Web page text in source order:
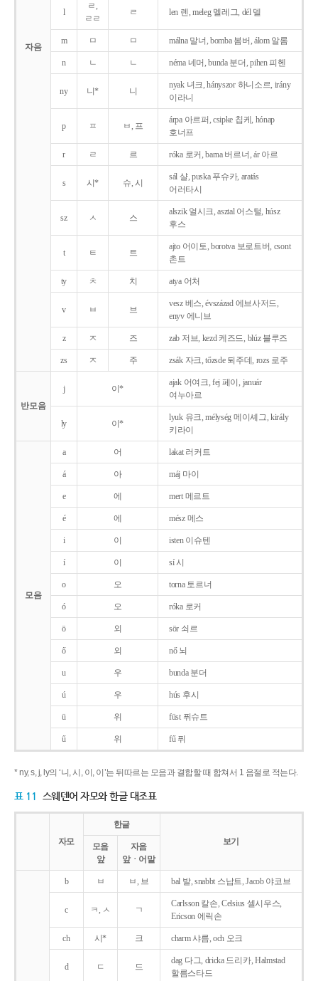
자음
l
ㄹ,
ㄹㄹ
ㄹ len 렌, meleg 멜레그, dél 델
m ㅁ ㅁ málna 말너, bomba 봄버, álom 알롬
n ㄴ ㄴ néma 네머, bunda 분더, pihen 피헨
ny 니* 니
nyak 녀크, hányszor 하니소르, irány
이라니
p ㅍ ㅂ, 프
árpa 아르퍼, csipke 칩케, hónap
호너프
r ㄹ 르 róka 로커, barna 버르너, ár 아르
s 시* 슈, 시
sál 샬, puska 푸슈카, aratás
어러타시
sz ㅅ 스
alszik 얼시크, asztal 어스털, húsz
후스
t ㅌ 트
ajto 어이토, borotva 보로트버, csont
촌트
ty ㅊ 치 atya 어처
v ㅂ 브
vesz 베스, évszázad 에브사저드,
enyv 에니브
z ㅈ 즈 zab 저브, kezd 케즈드, blúz 블루즈
zs ㅈ 주 zsák 자크, tőzsde 퇴주데, rozs 로주
반모음
j 이*
ajak 어여크, fej 페이, január
여누아르
ly 이*
lyuk 유크, mélység 메이셰그, király
키라이
모음
a 어 lakat 러커트
á 아 máj 마이
e 에 mert 메르트
é 에 mész 메스
i 이 isten 이슈텐
í 이 sí 시
o 오 torna 토르너
ó 오 róka 로커
ö 외 sör 쇠르
ő 외 nő 뇌
u 우 bunda 분더
ú 우 hús 후시
ü 위 füst 퓌슈트
ű 위 fű 퓌
* ny, s, j, ly의 ‘니, 시, 이, 이’는 뒤따르는 모음과 결합할 때 합쳐서 1 음절로 적는다.
표 11 스웨덴어 자모와 한글 대조표
자모
한글
보기
모음
앞
자음
앞ㆍ어말
b ㅂ ㅂ, 브 bal 발, snabbt 스납트, Jacob 야코브
c ㅋ, ㅅ ㄱ
Carlsson 칼손, Celsius 셀시우스,
Ericson 에릭손
ch 시* 크 charm 샤름, och 오크
d ㄷ 드
dag 다그, dricka 드리카, Halmstad
할름스타드